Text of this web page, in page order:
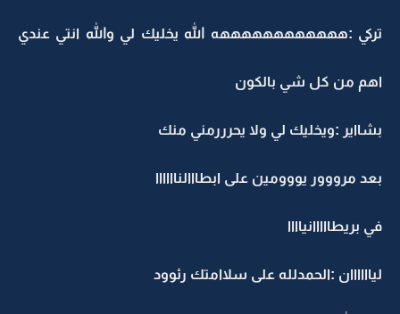
تركي :ههههههههههههه الله يخليك لي والله انتي عندي
اهم من كل شي بالكون
بشااير :ويخليك لي ولا يحرررمني منك
بعد مرووور يووومين على ابطااالناااااا
في بريطااااانياااا
لياااااان :الحمدلله على سلاامتك رئوود